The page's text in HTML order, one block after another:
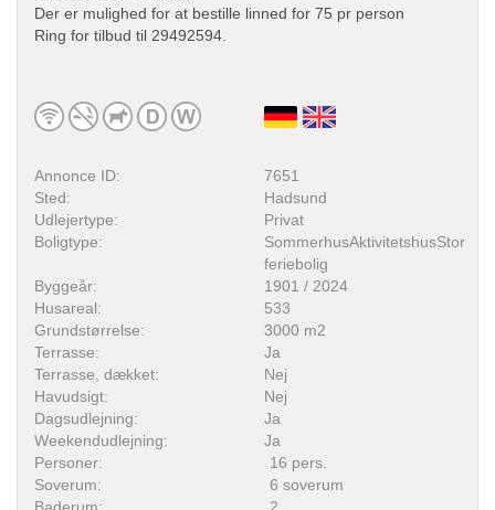
Der er mulighed for at bestille linned for 75 pr person
Ring for tilbud til 29492594.
Annonce ID:
7651
Sted:
Hadsund
Udlejertype:
Privat
Boligtype:
SommerhusAktivitetshusStor
feriebolig
Byggeår:
1901 / 2024
Husareal:
533
Grundstørrelse:
3000 m2
Terrasse:
Ja
Terrasse, dækket:
Nej
Havudsigt:
Nej
Dagsudlejning:
Ja
Weekendudlejning:
Ja
Personer:
16 pers.
Soverum:
6 soverum